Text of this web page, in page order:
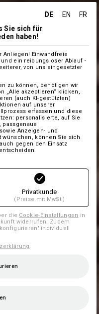
DE EN
FR
Sie sich für
haben!
Anliegen! Einwandfreie
ein reibungsloser Ablauf -
von uns eingesetzter
zu können, benötigen wir
„Alle akzeptieren“ klicken,
(auch KI-gestützten)
auf unserer
erfassen und diese
personalisierte, auf Sie
passgenaue
Anzeigen- und
können Sie sich
gegen den Einsatz
Privatkunde
(Preise mit MwSt.)
die Cookie-Einstellungen in
widerrufen. Zudem
individuell
.